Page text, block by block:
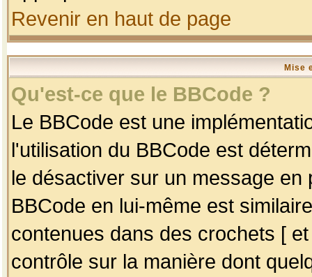
Revenir en haut de page
Mise
Qu'est-ce que le BBCode ?
Le BBCode est une
l'utilisation du BBCode est
le désactiver sur un message
BBCode en lui-même est
contenues dans des crochets [
contrôle sur la manière dont